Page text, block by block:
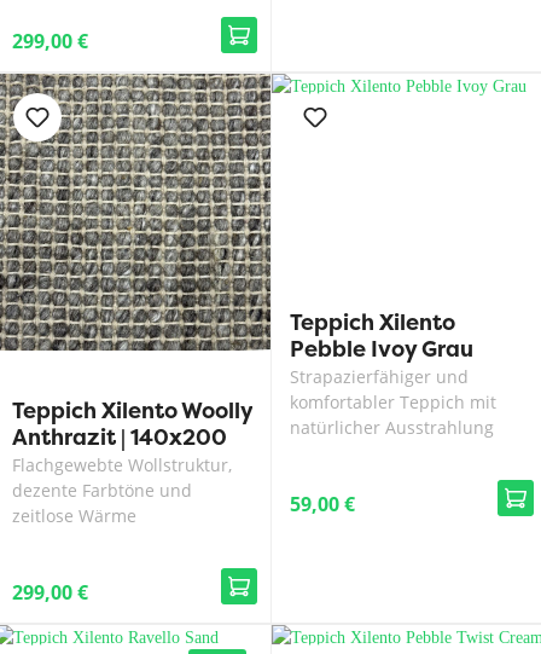
299,00 €
Teppich Xilento Woolly
Anthrazit | 140x200
cm
Flachgewebte Wollstruktur,
dezente Farbtöne und
zeitlose Wärme
299,00 €
Teppich Xilento
Pebble Ivoy Grau
Strapazierfähiger und
komfortabler Teppich mit
natürlicher Ausstrahlung
59,00 €